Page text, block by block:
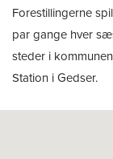
Forestillingerne
par gange hver
steder i
Station i Gedser.